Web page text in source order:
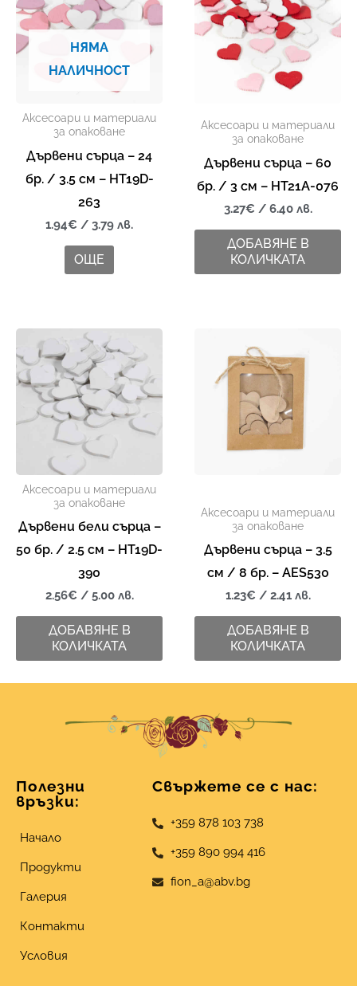
НЯМА
НАЛИЧНОСТ
Аксесоари и материали
за опаковане
Дървени сърца – 24
бр. / 3.5 см – HT19D-
263
1.94€ / 3.79 лв.
ОЩЕ
Аксесоари и материали
за опаковане
Дървени сърца – 60
бр. / 3 см – HT21A-076
3.27€ / 6.40 лв.
ДОБАВЯНЕ В
КОЛИЧКАТА
Аксесоари и материали
за опаковане
Дървени бели сърца –
50 бр. / 2.5 см – HT19D-
390
2.56€ / 5.00 лв.
ДОБАВЯНЕ В
КОЛИЧКАТА
Аксесоари и материали
за опаковане
Дървени сърца – 3.5
см / 8 бр. – AES530
1.23€ / 2.41 лв.
ДОБАВЯНЕ В
КОЛИЧКАТА
Полезни
връзки:
Начало
Продукти
Галерия
Контакти
Условия
Свържете се с нас:
+359 878 103 738
+359 890 994 416
fion_a@abv.bg